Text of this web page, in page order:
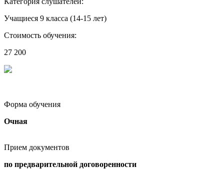
Учащиеся 9 класса (14-15 лет)
Стоимость обучения:
27 200
Форма обучения
Очная
Прием документов
по предварительной договоренности